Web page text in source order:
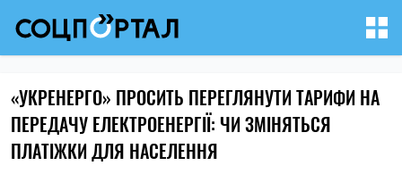
«УКРЕНЕРГО» ПРОСИТЬ ПЕРЕГЛЯНУТИ ТАРИФИ НА
ПЕРЕДАЧУ ЕЛЕКТРОЕНЕРГІЇ: ЧИ ЗМІНЯТЬСЯ
ПЛАТІЖКИ ДЛЯ НАСЕЛЕННЯ